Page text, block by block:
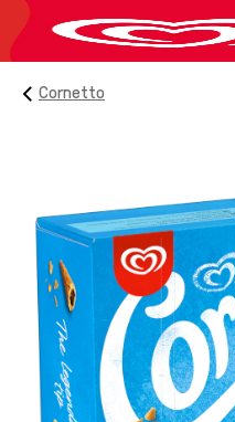
Cornetto